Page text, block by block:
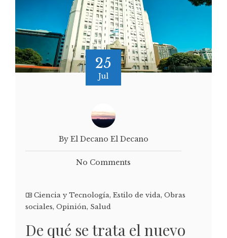
25
Jul
By El Decano El Decano
No Comments
Ciencia y Tecnología, Estilo de vida, Obras
sociales, Opinión, Salud
De qué se trata el nuevo